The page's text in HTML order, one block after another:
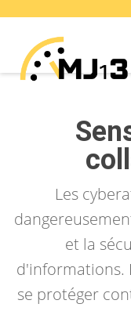
Les
et la
d'informations.
se protéger